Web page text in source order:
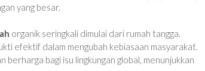
yang besar.
organik seringkali dimulai dari rumah tangga.
efektif dalam mengubah kebiasaan masyarakat.
bagi isu lingkungan global, menunjukkan